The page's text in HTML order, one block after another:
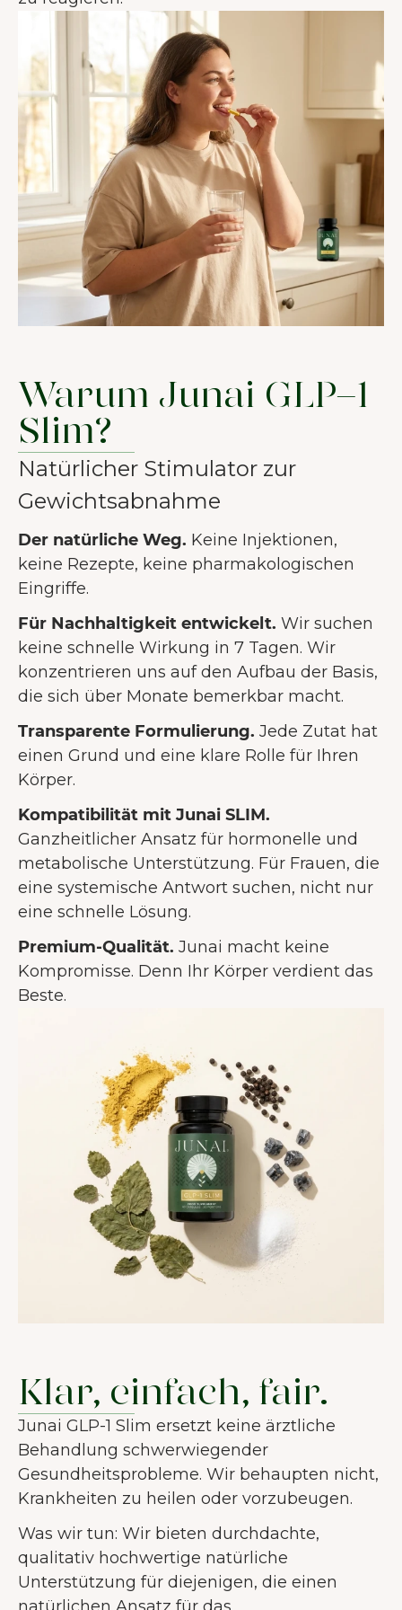
Warum Junai GLP-1
Slim?
Natürlicher Stimulator zur
Gewichtsabnahme
Der natürliche Weg. Keine Injektionen,
keine Rezepte, keine pharmakologischen
Eingriffe.
Für Nachhaltigkeit entwickelt. Wir suchen
keine schnelle Wirkung in 7 Tagen. Wir
konzentrieren uns auf den Aufbau der Basis,
die sich über Monate bemerkbar macht.
Transparente Formulierung. Jede Zutat hat
einen Grund und eine klare Rolle für Ihren
Körper.
Kompatibilität mit Junai SLIM.
Ganzheitlicher Ansatz für hormonelle und
metabolische Unterstützung. Für Frauen, die
eine systemische Antwort suchen, nicht nur
eine schnelle Lösung.
Premium-Qualität. Junai macht keine
Kompromisse. Denn Ihr Körper verdient das
Beste.
Klar, einfach, fair.
Junai GLP-1 Slim ersetzt keine ärztliche
Behandlung schwerwiegender
Gesundheitsprobleme. Wir behaupten nicht,
Krankheiten zu heilen oder vorzubeugen.
Was wir tun: Wir bieten durchdachte,
qualitativ hochwertige natürliche
Unterstützung für diejenigen, die einen